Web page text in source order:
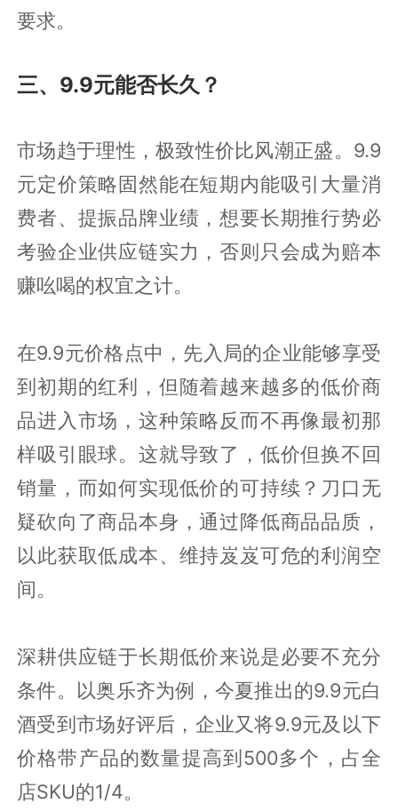
要求。
三、9.9元能否长久？
市场趋于理性，极致性价比风潮正盛。9.9
元定价策略固然能在短期内能吸引大量消
费者、提振品牌业绩，想要长期推行势必
考验企业供应链实力，否则只会成为赔本
赚吆喝的权宜之计。
在9.9元价格点中，先入局的企业能够享受
到初期的红利，但随着越来越多的低价商
品进入市场，这种策略反而不再像最初那
样吸引眼球。这就导致了，低价但换不回
销量，而如何实现低价的可持续？刀口无
疑砍向了商品本身，通过降低商品品质，
以此获取低成本、维持岌岌可危的利润空
间。
深耕供应链于长期低价来说是必要不充分
条件。以奥乐齐为例，今夏推出的9.9元白
酒受到市场好评后，企业又将9.9元及以下
价格带产品的数量提高到500多个，占全
店SKU的1/4。